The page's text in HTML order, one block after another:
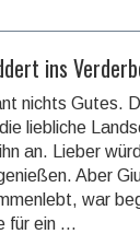
ins
nichts Gutes.
liebliche
an. Lieber
Aber
war
für ein ...